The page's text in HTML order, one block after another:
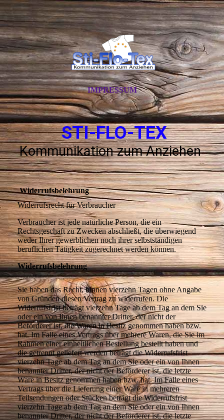
IMPRESSUM
STI-FLO-TEX
Kommunikation zum Anziehen
Widerrufsbelehrung
Widerrufsrecht für Verbraucher
Verbraucher ist jede natürliche Person, die ein
Rechtsgeschäft zu Zwecken abschließt, die überwiegend
weder Ihrer gewerblichen noch ihrer selbstständigen
beruflichen Tätigkeit zugerechnet werden können.
Widerrufsbelehrung
Sie haben das Recht, binnen vierzehn Tagen ohne Angabe
von Gründen diesen Vertrag zu widerrufen. Die
Widerrufsfrist beträgt vierzehn Tage ab dem Tag an dem Sie
oder ein von Ihnen benannter Dritter, der nicht der
Beförderer ist, die Waren in Besitz genommen haben bzw.
hat. Im Falle eines Vertrags über mehrere Waren, die Sie im
Rahmen einer einheitlichen Bestellung bestellt haben und
die getrennt geliefert werden beträgt die Widerrufsfrist
vierzehn Tage ab dem Tag an dem Sie oder ein von Ihnen
benannter Dritter, der nicht der Beförderer ist, die letzte
Ware in Besitz genommen haben bzw. hat. Im Falle eines
Vertrags über die Lieferung einer Ware in mehreren
Teilsendungen oder Stücken beträgt die Widerrufsfrist
vierzehn Tage ab dem Tag an dem Sie oder ein von Ihnen
benannter Dritter, der nicht der Beförderer ist, die letzte